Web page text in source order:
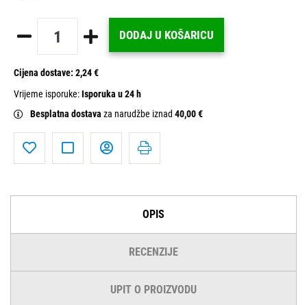
DODAJ U KOŠARICU
Cijena dostave: 2,24 €
Vrijeme isporuke:Isporuka u 24 h
Besplatna dostava za narudžbe iznad 40,00 €
OPIS
RECENZIJE
UPIT O PROIZVODU